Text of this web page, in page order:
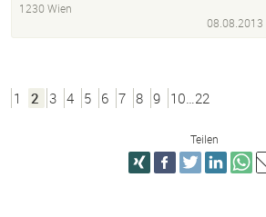
1230 Wien
08.08.2013
1 2 3 4 5 6 7 8 9 10…22
Teilen